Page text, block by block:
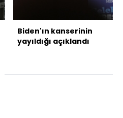
Biden'ın kanserinin
yayıldığı açıklandı